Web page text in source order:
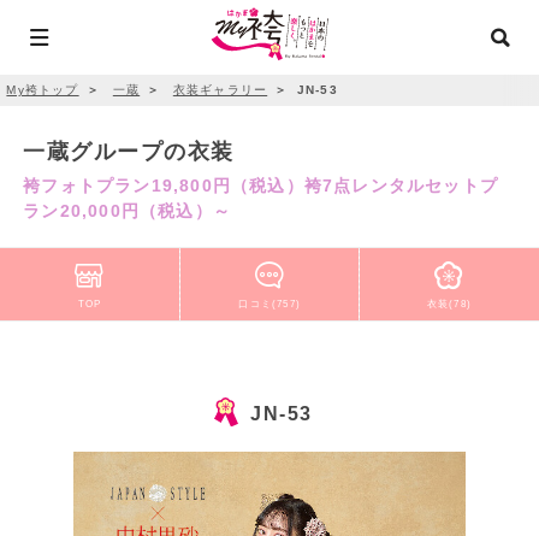
My袴トップ ＞ 一蔵 ＞ 衣装ギャラリー ＞ JN-53
一蔵グループの衣装
袴フォトプラン19,800円（税込）袴7点レンタルセットプ
ラン20,000円（税込）～
TOP 口コミ(757) 衣装(78)
JN-53